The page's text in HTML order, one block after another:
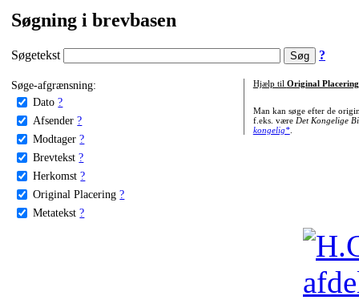
Søgning i brevbasen
Søgetekst ?
Søge-afgrænsning:
Dato ?
Afsender ?
Modtager ?
Brevtekst ?
Herkomst ?
Original Placering ?
Metatekst ?
Hjælp til Original Placering
Man kan søge efter de
f.eks. være Det Kongelige
kongelig*.